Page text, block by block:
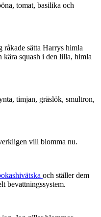
tomat, basilika och
råkade sätta Harrys himla
kära squash i den lilla, himla
timjan, gräslök, smultron,
vill blomma nu.
och ställer dem
bevattningssystem.